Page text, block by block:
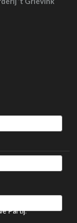
Partij.